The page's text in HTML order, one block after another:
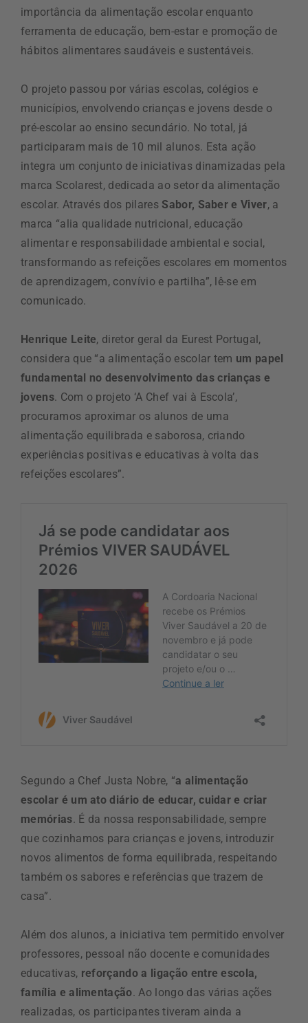
importância da alimentação escolar enquanto
ferramenta de educação, bem-estar e promoção de
hábitos alimentares saudáveis e sustentáveis.
O projeto passou por várias escolas, colégios e
municípios, envolvendo crianças e jovens desde o
pré-escolar ao ensino secundário. No total, já
participaram mais de 10 mil alunos. Esta ação
integra um conjunto de iniciativas dinamizadas pela
marca Scolarest, dedicada ao setor da alimentação
escolar. Através dos pilaresSabor, Saber e Viver, a
marca “alia qualidade nutricional, educação
alimentar e responsabilidade ambiental e social,
transformando as refeições escolares em momentos
de aprendizagem, convívio e partilha”, lê-se em
comunicado.
Henrique Leite, diretor geral da Eurest Portugal,
considera que “a alimentação escolar tem um papel
fundamental no desenvolvimento das crianças e
jovens. Com o projeto ‘A Chef vai à Escola’,
procuramos aproximar os alunos de uma
alimentação equilibrada e saborosa, criando
experiências positivas e educativas à volta das
refeições escolares”.
Segundo a Chef Justa Nobre, “a alimentação
escolar é um ato diário de educar, cuidar e criar
memórias. É da nossa responsabilidade, sempre
que cozinhamos para crianças e jovens, introduzir
novos alimentos de forma equilibrada, respeitando
também os sabores e referências que trazem de
casa”.
Além dos alunos, a iniciativa tem permitido envolver
professores, pessoal não docente e comunidades
educativas, reforçando a ligação entre escola,
família e alimentação. Ao longo das várias ações
realizadas, os participantes tiveram ainda a